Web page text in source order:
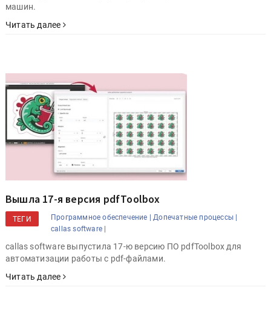
машин.
Читать далее
Вышла 17-я версия pdfToolbox
ТЕГИ Программное обеспечение |
Допечатные процессы |
callas software |
callas software выпустила 17-ю версию ПО pdfToolbox для
автоматизации работы с pdf-файлами.
Читать далее